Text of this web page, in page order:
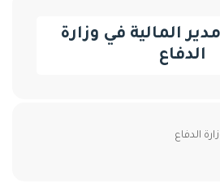
المالية في وزارة
الدفاع
الدفاع